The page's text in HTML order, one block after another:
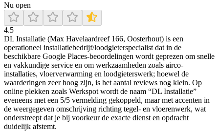
Nu open
4.5
DL Installatie (Max Havelaardreef 166, Oosterhout) is een
operationeel installatiebedrijf/loodgieterspecialist dat in de
beschikbare Google Places-beoordelingen wordt geprezen om snelle
en vakkundige service en om werkzaamheden zoals airco-
installaties, vloerverwarming en loodgieterswerk; hoewel de
waarderingen zeer hoog zijn, is het aantal reviews nog klein. Op
online plekken zoals Werkspot wordt de naam “DL Installatie”
eveneens met een 5/5 vermelding gekoppeld, maar met accenten in
de weergegeven omschrijving richting tegel- en vloerenwerk, wat
onderstreept dat je bij voorkeur de exacte dienst en opdracht
duidelijk afstemt.